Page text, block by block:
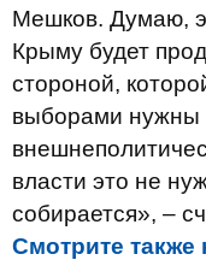
Мешков. Думаю,
Крыму будет
стороной,
выборами нужны
власти это не
собирается», –
Смотрите